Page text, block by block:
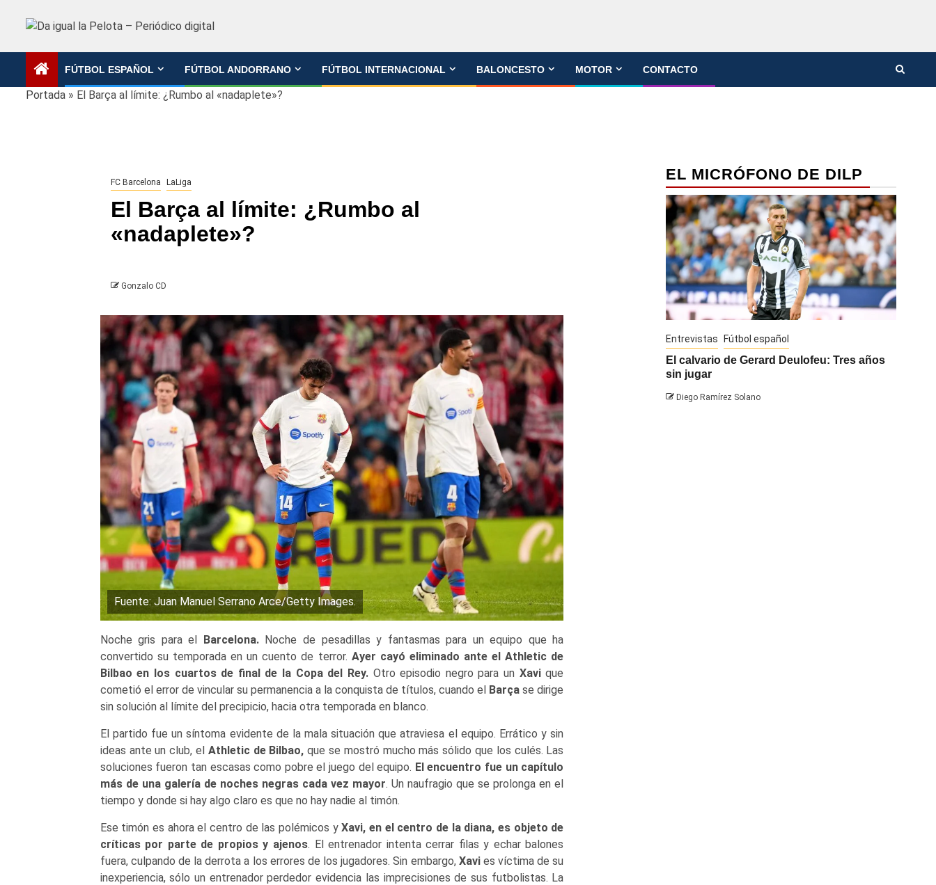
FÚTBOL ESPAÑOL FÚTBOL ANDORRANO FÚTBOL INTERNACIONAL BALONCESTO MOTOR CONTACTO
Portada » El Barça al límite: ¿Rumbo al «nadaplete»?
FC Barcelona LaLiga
El Barça al límite: ¿Rumbo al
«nadaplete»?
Gonzalo CD
Fuente: Juan Manuel Serrano Arce/Getty Images.
Noche gris para el Barcelona.Noche de pesadillas y fantasmas para un equipo que ha
convertido su temporada en un cuento de terror. Ayer cayó eliminado ante el Athletic de
Bilbao en los cuartos de final de la Copa del Rey.Otro episodio negro para un Xavique
cometió el error de vincular su permanencia a la conquista de títulos, cuando el Barça se dirige
sin solución al límite del precipicio, hacia otra temporada en blanco.
El partido fue un síntoma evidente de la mala situación que atraviesa el equipo. Errático y sin
ideas ante un club, el Athletic de Bilbao, que se mostró mucho más sólido que los culés. Las
soluciones fueron tan escasas como pobre el juego del equipo. El encuentro fue un capítulo
más de una galería de noches negras cada vez mayor. Un naufragio que se prolonga en el
tiempo y donde si hay algo claro es que no hay nadie al timón.
Ese timón es ahora el centro de las polémicos yXavi, en el centro de la diana, es objeto de
críticas por parte de propios y ajenos. El entrenador intenta cerrar filas y echar balones
fuera, culpando de la derrota a los errores de los jugadores. Sin embargo, Xavies víctima de su
inexperiencia, sólo un entrenador perdedor evidencia las imprecisiones de sus futbolistas. La
EL MICRÓFONO DE DILP
Entrevistas Fútbol español
El calvario de Gerard Deulofeu: Tres años
sin jugar
Diego Ramírez Solano